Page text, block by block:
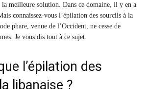
la meilleure solution. Dans ce domaine, il y en a
connaissez-vous l’épilation des sourcils à la
phare, venue de l’Occident, ne cesse de
Je vous dis tout à ce sujet.
l’épilation des
libanaise ?